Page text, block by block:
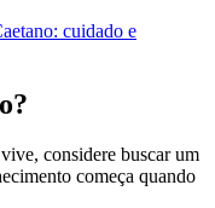
cuidado e
considere buscar um
começa quando